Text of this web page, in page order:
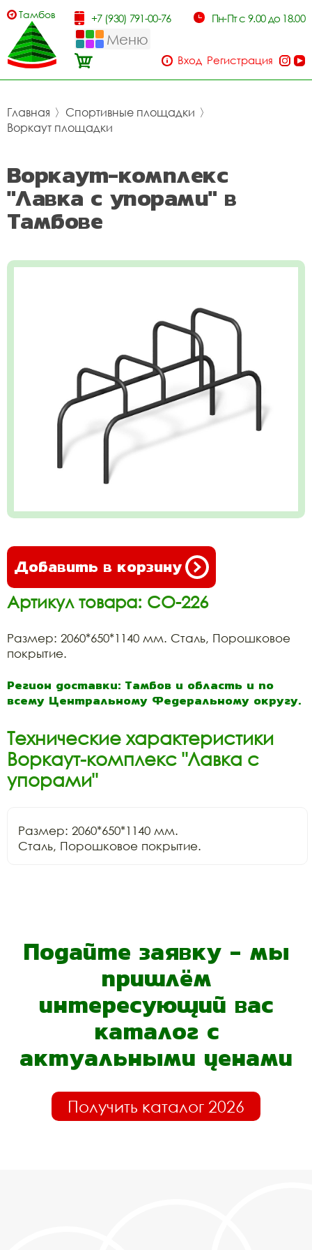
Тамбов +7 (930) 791-00-76 Пн-Пт с 9.00 до 18.00
Меню
Вход Регистрация
Главная 〉 Спортивные площадки 〉
Воркаут площадки
Воркаут-комплекс
"Лавка с упорами" в
Тамбове
Добавить в корзину
Артикул товара: СО-226
Размер: 2060*650*1140 мм. Сталь, Порошковое
покрытие.
Регион доставки: Тамбов и область и по
всему Центральному Федеральному округу.
Технические характеристики
Воркаут-комплекс "Лавка с
упорами"
Размер: 2060*650*1140 мм.
Сталь, Порошковое покрытие.
Подайте заявку - мы
пришлём
интересующий вас
каталог с
актуальными ценами
Получить каталог 2026